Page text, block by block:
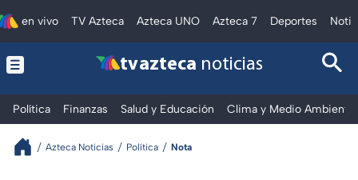
en vivo TV Azteca Azteca UNO Azteca 7 Deportes
tv azteca noticias
Política Finanzas Salud y Educación Clima y Medio Ambiente
Azteca Noticias Política Nota